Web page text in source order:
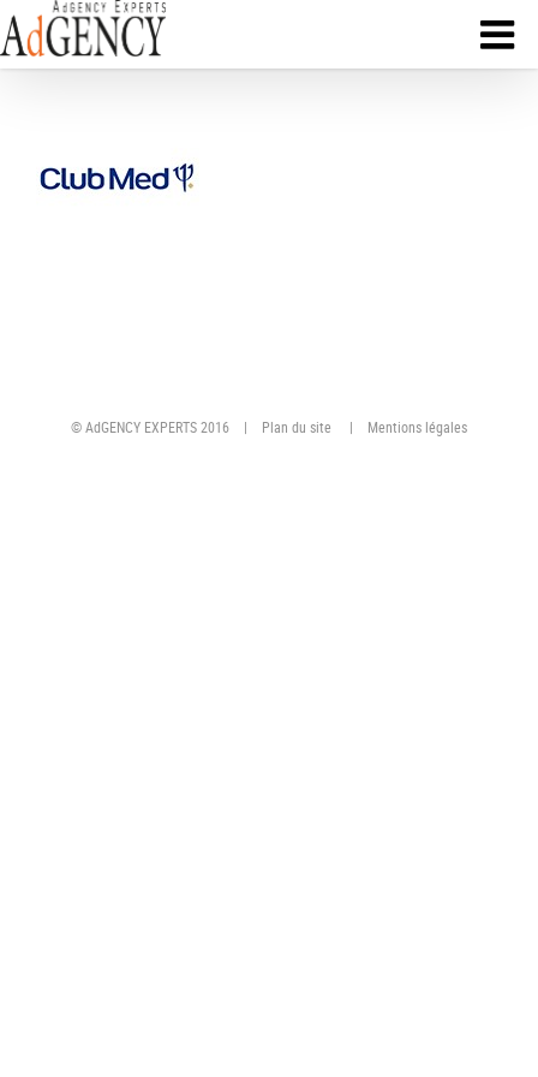
© AdGENCY EXPERTS 2016 | Plan du site | Mentions légales